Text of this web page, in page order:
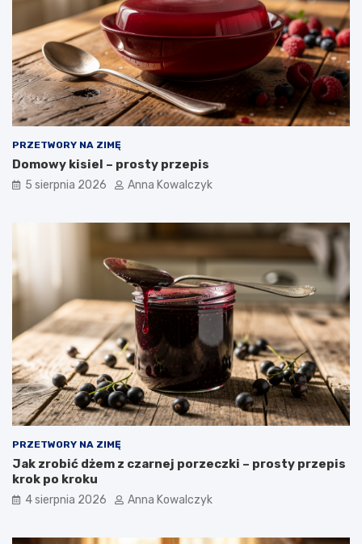
PRZETWORY NA ZIMĘ
Domowy kisiel – prosty przepis
5 sierpnia 2026 Anna Kowalczyk
PRZETWORY NA ZIMĘ
Jak zrobić dżem z czarnej porzeczki – prosty przepis
krok po kroku
4 sierpnia 2026 Anna Kowalczyk